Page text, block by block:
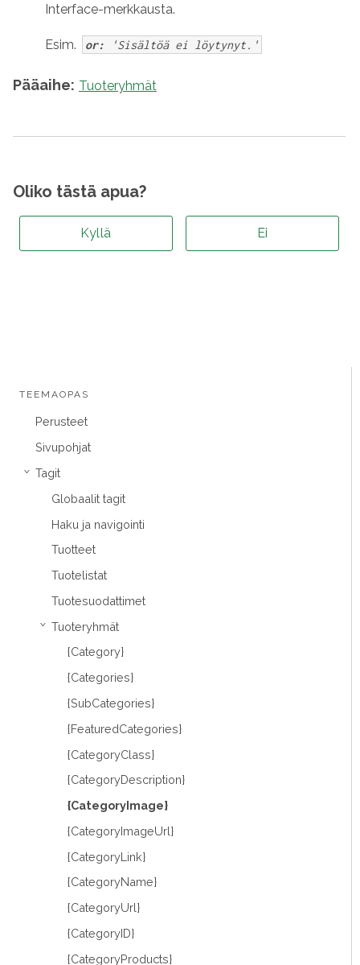
TEEMAOPAS
Perusteet
Sivupohjat
› Tagit
Globaalit tagit
Haku ja navigointi
Tuotteet
Tuotelistat
Tuotesuodattimet
› Tuoteryhmät
{Category}
{Categories}
{SubCategories}
{FeaturedCategories}
{CategoryClass}
{CategoryDescription}
{CategoryImage}
{CategoryImageUrl}
{CategoryLink}
{CategoryName}
{CategoryUrl}
{CategoryID}
{CategoryProducts}
Interface-merkkausta.
Esim. or: 'Sisältöä ei löytynyt.'
Pääaihe: Tuoteryhmät
Oliko tästä apua?
Kyllä Ei